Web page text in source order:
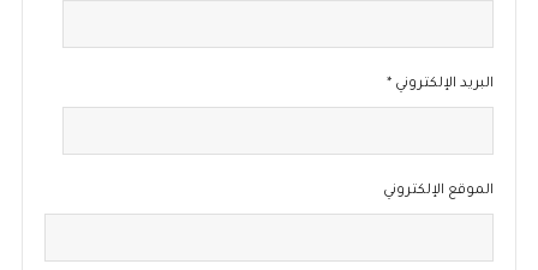
البريد الإلكتروني *
الموقع الإلكتروني